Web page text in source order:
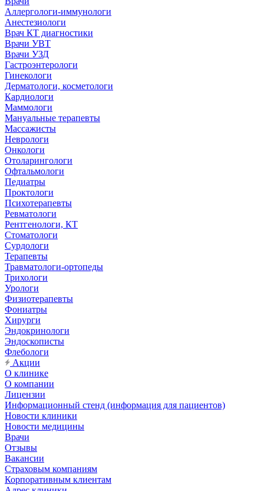
Аллергологи-иммунологи
Анестезиологи
Врач КТ диагностики
Врачи УВТ
Врачи УЗД
Гастроэнтерологи
Гинекологи
Дерматологи, косметологи
Кардиологи
Маммологи
Мануальные терапевты
Массажисты
Неврологи
Онкологи
Отоларингологи
Офтальмологи
Педиатры
Проктологи
Психотерапевты
Ревматологи
Рентгенологи, КТ
Стоматологи
Сурдологи
Терапевты
Травматологи-ортопеды
Трихологи
Урологи
Физиотерапевты
Фониатры
Хирурги
Эндокринологи
Эндоскописты
Флебологи
Акции
О клинике
О компании
Лицензии
Информационный стенд (информация для пациентов)
Новости клиники
Новости медицины
Врачи
Отзывы
Вакансии
Страховым компаниям
Корпоративным клиентам